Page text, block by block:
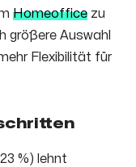
Homeoffice zu
größere Auswahl
Flexibilität für
%) lehnt